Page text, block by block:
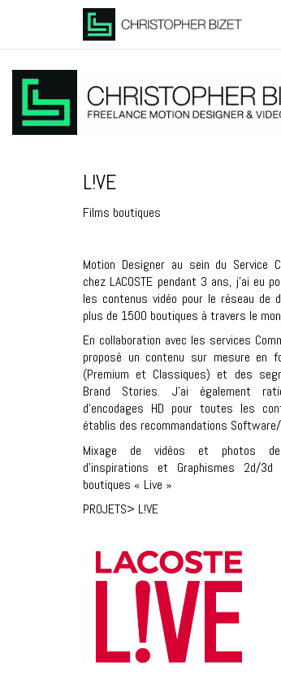
L!VE
Films boutiques
Motion Designer au sein du Service
chez LACOSTE pendant 3 ans, j’ai eu
les contenus vidéo pour le réseau de
plus de 1500 boutiques à travers le
En collaboration avec les services
proposé un contenu sur mesure en
(Premium et Classiques) et des
Brand Stories. J’ai également
d’encodages HD pour toutes les
établis des recommandations
Mixage de vidéos et photos de
d’inspirations et Graphismes 2d/
boutiques « Live »
PROJETS> L!VE